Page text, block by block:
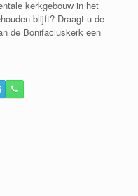
kerkgebouw in het
blijft? Draagt u de
de Bonifaciuskerk een